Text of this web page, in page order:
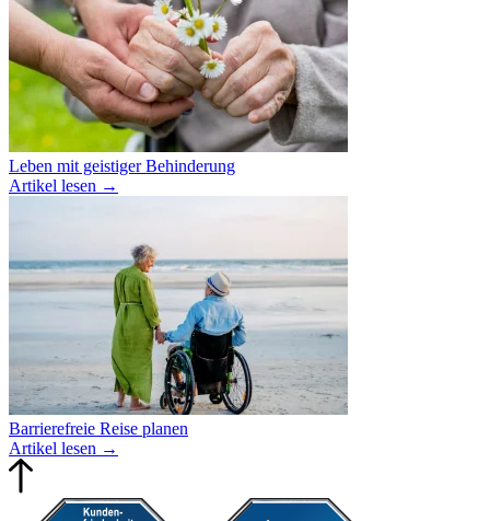
Leben mit geistiger Behinderung
Artikel lesen →
Barrierefreie Reise planen
Artikel lesen →